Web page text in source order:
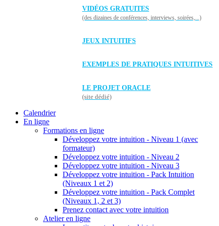
VIDÉOS GRATUITES
(des dizaines de conférences, interviews, soirées,...)
JEUX INTUITIFS
EXEMPLES DE PRATIQUES INTUITIVES
LE PROJET ORACLE
(site dédié)
Calendrier
En ligne
Formations en ligne
Développez votre intuition - Niveau 1 (avec
formateur)
Développez votre intuition - Niveau 2
Développez votre intuition - Niveau 3
Développez votre intuition - Pack Intuition
(Niveaux 1 et 2)
Développez votre intuition - Pack Complet
(Niveaux 1, 2 et 3)
Prenez contact avec votre intuition
Atelier en ligne